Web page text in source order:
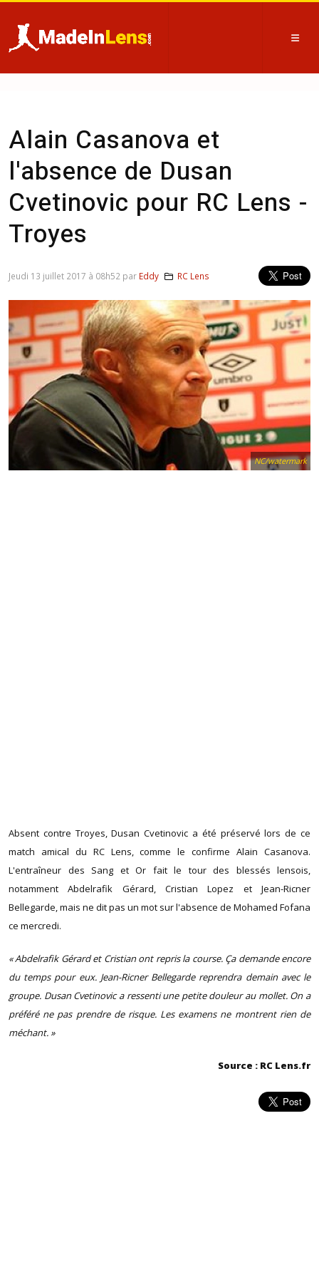
Alain Casanova et
l'absence de Dusan
Cvetinovic pour RC Lens -
Troyes
NC/watermark
Absent contre Troyes, Dusan Cvetinovic a été préservé lors de ce
match amical du RC Lens, comme le confirme Alain Casanova.
L'entraîneur des Sang et Or fait le tour des blessés lensois,
notamment Abdelrafik Gérard, Cristian Lopez et Jean-Ricner
Bellegarde, mais ne dit pas un mot sur l'absence de Mohamed Fofana
ce mercredi.
« Abdelrafik Gérard et Cristian ont repris la course. Ça demande encore
du temps pour eux. Jean-Ricner Bellegarde reprendra demain avec le
groupe. Dusan Cvetinovic a ressenti une petite douleur au mollet. On a
préféré ne pas prendre de risque. Les examens ne montrent rien de
méchant. »
Source : RC Lens.fr
Jeudi 13 juillet 2017 à 08h52 par Eddy RC Lens